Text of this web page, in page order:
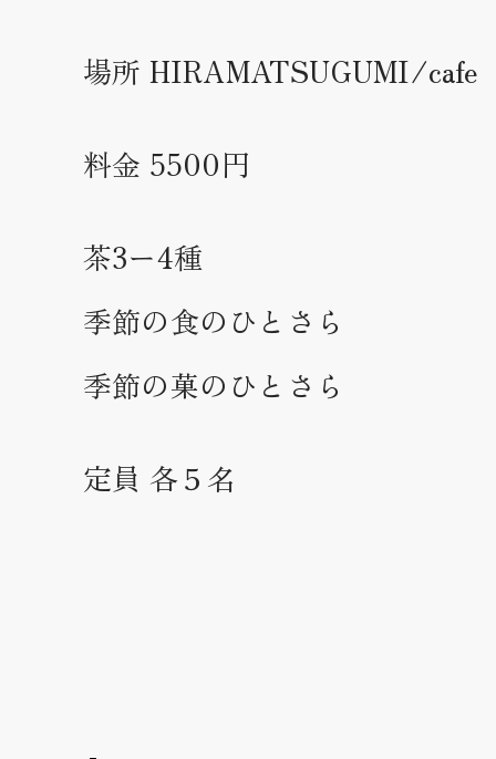
場所 HIRAMATSUGUMI/cafe
料金 5500円
茶3ー4種
季節の食のひとさら
季節の菓のひとさら
定員 各５名